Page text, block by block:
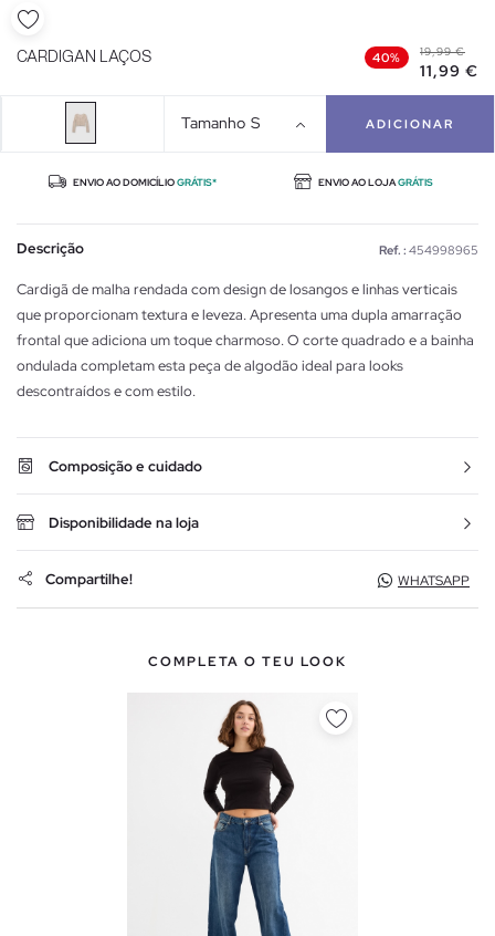
CARDIGAN LAÇOS 40% 19,99 €
11,99 €
Tamanho S ADICIONAR
ENVIO AO DOMICÍLIOGRÁTIS* ENVIO AO LOJAGRÁTIS
Descrição Ref. : 454998965
Cardigã de malha rendada com design de losangos e linhas verticais
que proporcionam textura e leveza. Apresenta uma dupla amarração
frontal que adiciona um toque charmoso. O corte quadrado e a bainha
ondulada completam esta peça de algodão ideal para looks
descontraídos e com estilo.
Composição e cuidado
Disponibilidade na loja
Compartilhe! WHATSAPP
COMPLETA O TEU LOOK